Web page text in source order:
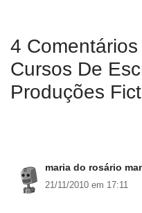
4 Comentários
Cursos De
Produções
maria do rosário
21/11/2010 em 17:11